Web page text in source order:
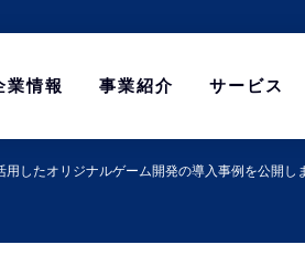
業情報 事業紹介 サービス
したオリジナルゲーム開発の導入事例を公開し